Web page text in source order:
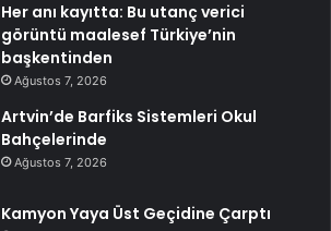
Her anı kayıtta: Bu utanç verici
görüntü maalesef Türkiye’nin
başkentinden
Ağustos 7, 2026
Artvin’de Barfiks Sistemleri Okul
Bahçelerinde
Ağustos 7, 2026
Kamyon Yaya Üst Geçidine Çarptı